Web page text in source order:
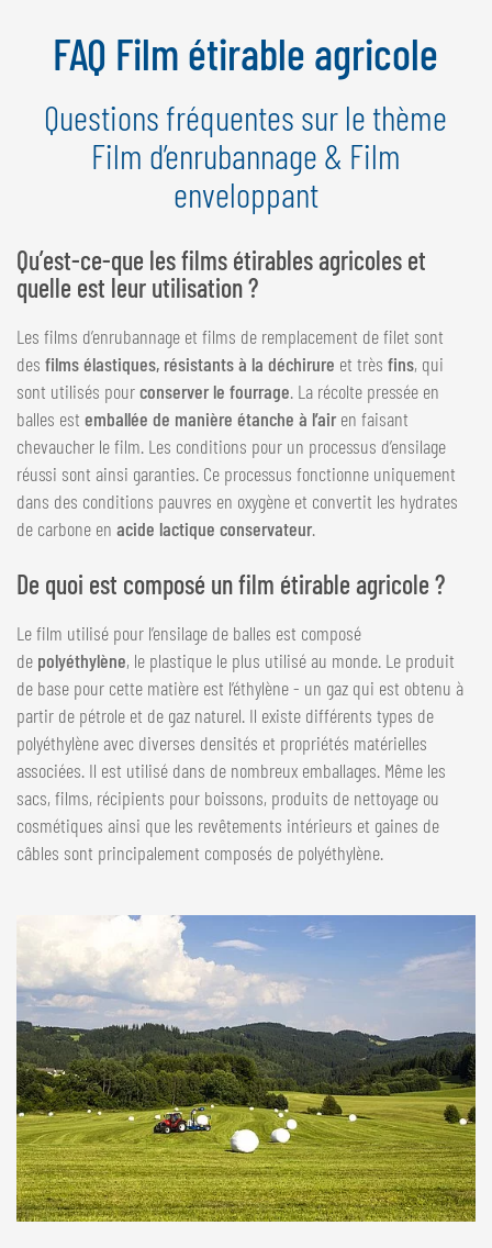
FRANÇAIS
SUISSE
GÖWEIL Schweiz
FRANÇAIS
FAQ Film étirable agricole
Questions fréquentes sur le thème
Film d’enrubannage & Film
enveloppant
Qu’est-ce-que les films étirables agricoles et
quelle est leur utilisation ?
Les films d’enrubannage et films de remplacement de filet sont
des films élastiques, résistants à la déchirure et très fins, qui
sont utilisés pourconserver le fourrage. La récolte pressée en
balles est emballée de manière étanche à l’airen faisant
chevaucher le film. Les conditions pour un processus d’ensilage
réussi sont ainsi garanties. Ce processus fonctionne uniquement
dans des conditions pauvres en oxygène et convertit les hydrates
de carbone en acide lactique conservateur.
De quoi est composé un film étirable agricole ?
Le film utilisé pour l’ensilage de balles est composé
de polyéthylène, le plastique le plus utilisé au monde. Le produit
de base pour cette matière est l’éthylène - un gaz qui est obtenu à
partir de pétrole et de gaz naturel. Il existe différents types de
polyéthylène avec diverses densités et propriétés matérielles
associées. Il est utilisé dans de nombreux emballages. Même les
sacs, films, récipients pour boissons, produits de nettoyage ou
cosmétiques ainsi que les revêtements intérieurs et gaines de
câbles sont principalement composés de polyéthylène.